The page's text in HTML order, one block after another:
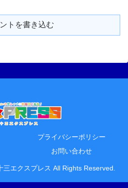
トを書き込む
プライバシーポリシー
お問い合わせ
エクスプレス All Rights Reserved.